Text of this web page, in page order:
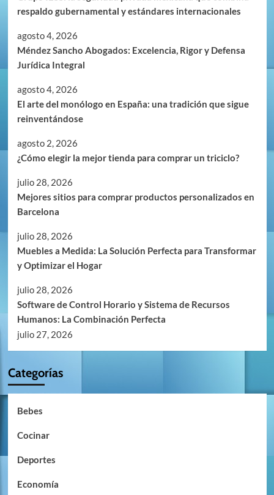
respaldo gubernamental y estándares internacionales
agosto 4, 2026
Méndez Sancho Abogados: Excelencia, Rigor y Defensa
Jurídica Integral
agosto 4, 2026
El arte del monólogo en España: una tradición que sigue
reinventándose
agosto 2, 2026
¿Cómo elegir la mejor tienda para comprar un triciclo?
julio 28, 2026
Mejores sitios para comprar productos personalizados en
Barcelona
julio 28, 2026
Muebles a Medida: La Solución Perfecta para Transformar
y Optimizar el Hogar
julio 28, 2026
Software de Control Horario y Sistema de Recursos
Humanos: La Combinación Perfecta
julio 27, 2026
Categorías
Bebes
Cocinar
Deportes
Economía